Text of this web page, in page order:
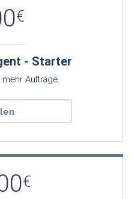
€
- Starter
Aufträge.
€